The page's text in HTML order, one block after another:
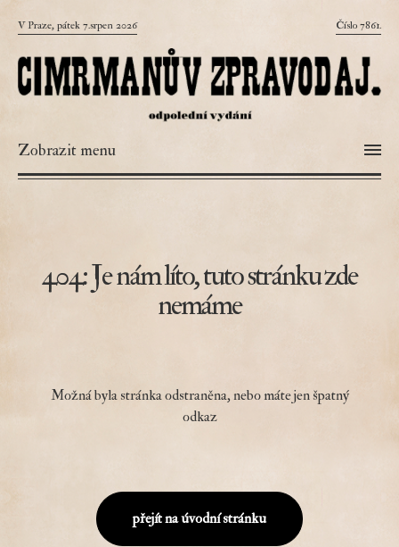
V Praze, pátek 7.srpen 2026 Číslo 7861.
Zobrazit menu
404: Je nám líto, tuto stránku zde
nemáme
Možná byla stránka odstraněna, nebo máte jen špatný
odkaz
přejít na úvodní stránku